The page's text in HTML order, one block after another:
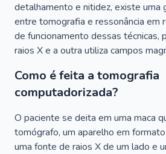
detalhamento e nitidez, existe uma
entre tomografia e ressonância em
de funcionamento dessas técnicas,
raios X e a outra utiliza campos
Como é feita a tomografia
computadorizada?
O paciente se deita em uma maca
tomógrafo, um aparelho em
uma fonte de raios X de um lado e